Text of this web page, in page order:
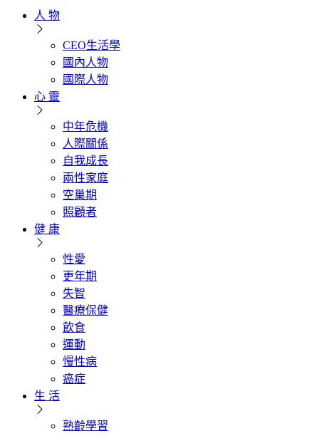
人 物
CEO生活學
國內人物
國際人物
心 靈
中年危機
人際關係
自我成長
兩性家庭
空巢期
照顧者
健 康
性愛
更年期
失智
醫療保健
飲食
運動
慢性病
癌症
生 活
熟齡學習